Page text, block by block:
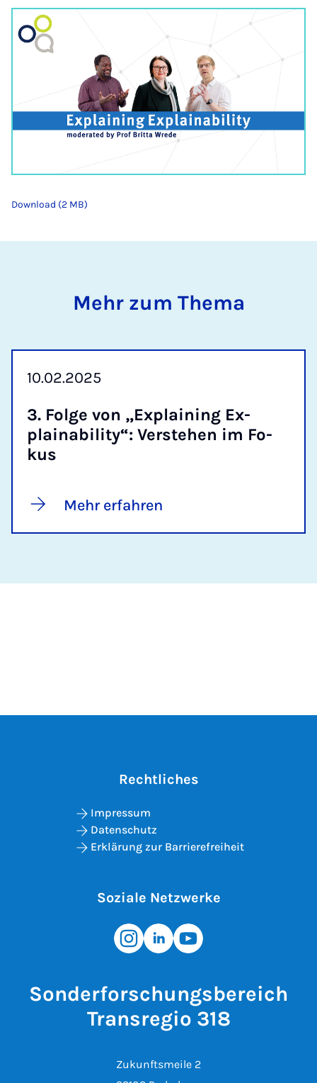
Download (2 MB)
Mehr zum Thema
10.02.2025
3. Fol­ge von „Ex­plai­ning Ex­
plaina­bi­li­ty“: Ver­ste­hen im Fo­
kus
Mehr erfahren
Sonderforschungsbereich
Transregio 318
Zukunftsmeile 2
Rechtliches
Impressum
Datenschutz
Erklärung zur Barrierefreiheit
Soziale Netzwerke